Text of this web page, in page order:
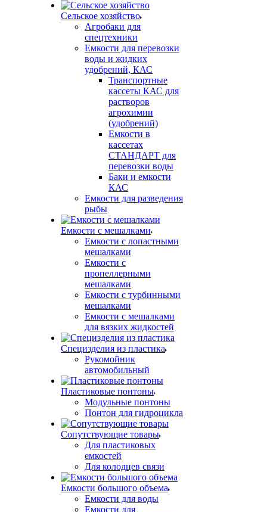
Сельское хозяйство
Агробаки для
спецтехники
Емкости для перевозки
воды и жидких
удобрений, КАС
Транспортные
кассеты КАС для
растворов
агрохимии
(удобрений)
Емкости в
кассетах
СТАНДАРТ для
перевозки воды
Баки и емкости
КАС
Емкости для разведения
рыбы
Емкости с мешалками
Емкости с лопастными
мешалками
Емкости с
пропеллерными
мешалками
Емкости с турбинными
мешалками
Емкости с мешалками
для вязких жидкостей
Специзделия из пластика
Рукомойник
автомобильный
Пластиковые понтоны
Модульные понтоны
Понтон для гидроцикла
Сопутствующие товары
Для пластиковых
емкостей
Для колодцев связи
Емкости большого объема
Емкости для воды
Емкости для